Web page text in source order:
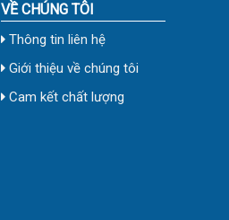
VỀ CHÚNG TÔI
Thông tin liên hệ
Giới thiệu về chúng tôi
Cam kết chất lượng